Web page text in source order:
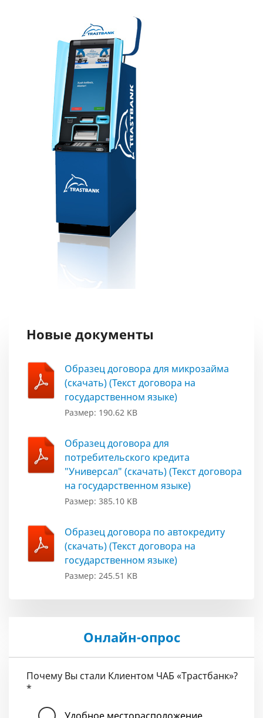
Новые документы
Образец договора для микрозайма
(скачать) (Текст договора на
государственном языке)
Размер: 190.62 KB
Образец договора для
потребительского кредита
"Универсал" (скачать) (Текст договора
на государственном языке)
Размер: 385.10 KB
Образец договора по автокредиту
(скачать) (Текст договора на
государственном языке)
Размер: 245.51 KB
Онлайн-опрос
Почему Вы стали Клиентом ЧАБ «Трастбанк»?
*